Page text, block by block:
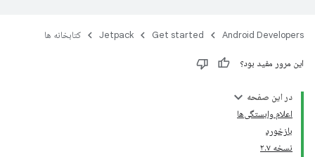
Android Developers
Get started
Jetpack کتابخانه ها
این مرور مفید بود؟
در این صفحه
اعلام وابستگی‌ها
بازخورد
نسخه ۲.۷